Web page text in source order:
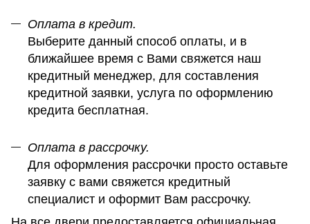
Оплата в кредит.
Выберите данный способ оплаты, и в
ближайшее время с Вами свяжется наш
кредитный менеджер, для составления
кредитной заявки, услуга по оформлению
кредита бесплатная.
Оплата в рассрочку.
Для оформления рассрочки просто оставьте
заявку с вами свяжется кредитный
специалист и оформит Вам рассрочку.